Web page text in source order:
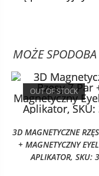
MOŻE
OUT OF STOCK
3D MAGNETYCZNE
+ MAGNETYCZNY
APLIKATOR, SKU: